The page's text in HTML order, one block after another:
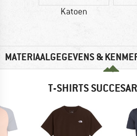
Katoen
MATERIAALGEGEVENS &
T-SHIRTS